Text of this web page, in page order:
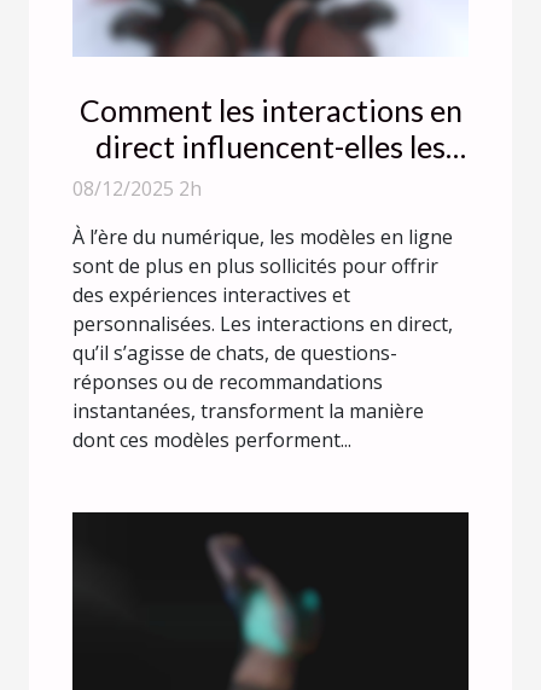
Comment les interactions en
direct influencent-elles les
performances des modèles en
08/12/2025 2h
À l’ère du numérique, les modèles en ligne
sont de plus en plus sollicités pour offrir
des expériences interactives et
personnalisées. Les interactions en direct,
qu’il s’agisse de chats, de questions-
réponses ou de recommandations
instantanées, transforment la manière
dont ces modèles performent...